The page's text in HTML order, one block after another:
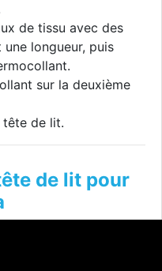
de tissu avec des
longueur, puis
sur la deuxième
tête de lit.
de lit pour